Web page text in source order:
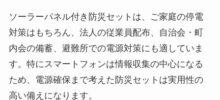
ソーラーパネル付き防災セットは、ご家庭の停電
対策はもちろん、法人の従業員配布、自治会・町
内会の備蓄、避難所での電源対策にも適していま
す。特にスマートフォンは情報収集の中心になる
ため、電源確保まで考えた防災セットは実用性の
高い備えになります。